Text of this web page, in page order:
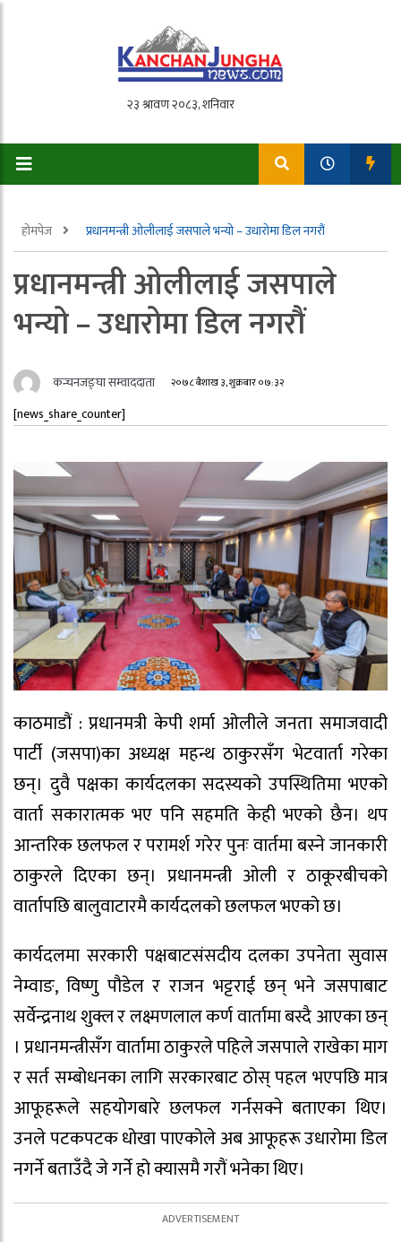
होमपेज प्रधानमन्त्री ओलीलाई जसपाले भन्यो – उधारोमा डिल नगरौं
प्रधानमन्त्री ओलीलाई जसपाले
भन्यो – उधारोमा डिल नगरौं
कन्चनजङ्घा सम्वाददाता २०७८ बैशाख ३, शुक्रबार ०७:३२
[news_share_counter]
काठमाडौं : प्रधानमत्री केपी शर्मा ओलीले जनता समाजवादी
पार्टी (जसपा)का अध्यक्ष महन्थ ठाकुरसँग भेटवार्ता गरेका
छन्। दुवै पक्षका कार्यदलका सदस्यको उपस्थितिमा भएको
वार्ता सकारात्मक भए पनि सहमति केही भएको छैन। थप
आन्तरिक छलफल र परामर्श गरेर पुनः वार्तमा बस्‍ने जानकारी
ठाकुरले दिएका छन्। प्रधानमन्त्री ओली र ठाकूरबीचको
वार्तापछि बालुवाटारमै कार्यदलको छलफल भएको छ।
कार्यदलमा सरकारी पक्षबाटसंसदीय दलका उपनेता सुवास
नेम्वाङ, विष्णु पौडेल र राजन भट्टराई छन् भने जसपाबाट
सर्वेन्द्रनाथ शुक्ल र लक्ष्मणलाल कर्ण वार्तामा बस्दै आएका छन्
। प्रधानमन्त्रीसँग वार्तामा ठाकुरले पहिले जसपाले राखेका माग
र सर्त सम्बोधनका लागि सरकारबाट ठोस् पहल भएपछि मात्र
आफूहरूले सहयोगबारे छलफल गर्नसक्ने बताएका थिए।
उनले पटकपटक धोखा पाएकोले अब आफूहरू उधारोमा डिल
नगर्ने बताउँदै जे गर्ने हो क्यासमै गरौं भनेका थिए।